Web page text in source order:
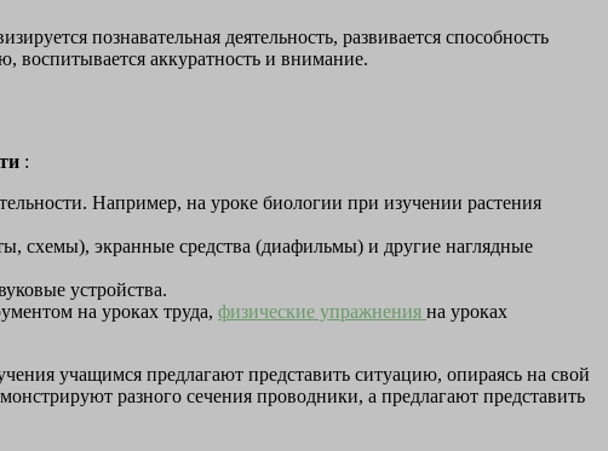
познавательная деятельность, развивается способность
воспитывается аккуратность и внимание.
:
Например, на уроке биологии при изучении растения
схемы), экранные средства (диафильмы) и другие наглядные
устройства.
на уроках труда, физические упражнения на уроках
учащимся предлагают представить ситуацию, опираясь на свой
разного сечения проводники, а предлагают представить